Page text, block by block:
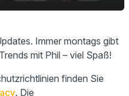
03:46
Immer montags gibt
mit Phil – viel Spaß!
finden Sie
. Die